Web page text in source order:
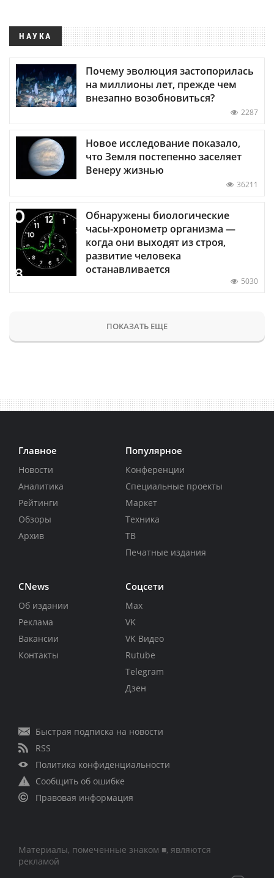
НАУКА
Почему эволюция застопорилась
на миллионы лет, прежде чем
внезапно возобновиться?
2287
Новое исследование показало,
что Земля постепенно заселяет
Венеру жизнью
36211
Обнаружены биологические
часы-хронометр организма —
когда они выходят из строя,
развитие человека
останавливается
5030
ПОКАЗАТЬ ЕЩЕ
Главное
Новости
Аналитика
Рейтинги
Обзоры
Архив
Популярное
Конференции
Специальные проекты
Маркет
Техника
ТВ
Печатные издания
CNews
Об издании
Реклама
Вакансии
Контакты
Соцсети
Max
VK
VK Видео
Rutube
Telegram
Дзен
Быстрая подписка на новости
RSS
Политика конфиденциальности
Сообщить об ошибке
Правовая информация
Материалы, помеченные знаком ■, являются
рекламой